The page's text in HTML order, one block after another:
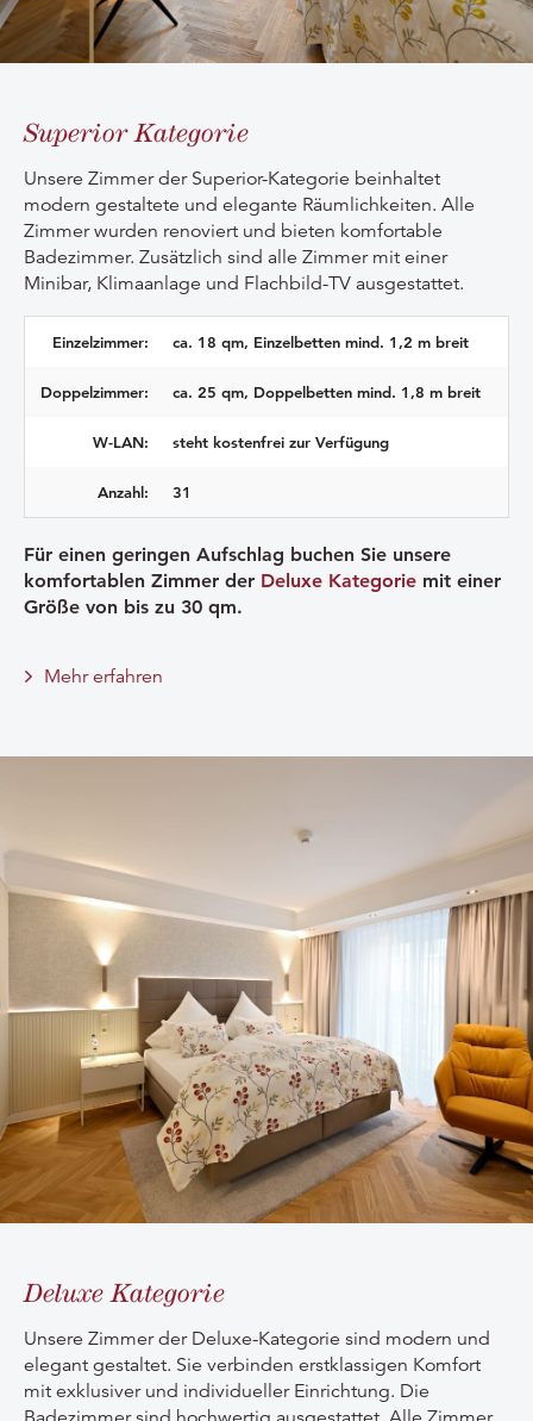
Superior Kategorie
Unsere Zimmer der Superior-Kategorie beinhaltet
modern gestaltete und elegante Räumlichkeiten. Alle
Zimmer wurden renoviert und bieten komfortable
Badezimmer. Zusätzlich sind alle Zimmer mit einer
Minibar, Klimaanlage und Flachbild-TV ausgestattet.
Einzelzimmer: ca. 18 qm, Einzelbetten mind. 1,2 m breit
Doppelzimmer: ca. 25 qm, Doppelbetten mind. 1,8 m breit
W-LAN: steht kostenfrei zur Verfügung
Anzahl: 31
Für einen geringen Aufschlag buchen Sie unsere
komfortablen Zimmer der Deluxe Kategorie mit einer
Größe von bis zu 30 qm.
Mehr erfahren
Deluxe Kategorie
Unsere Zimmer der Deluxe-Kategorie sind modern und
elegant gestaltet. Sie verbinden erstklassigen Komfort
mit exklusiver und individueller Einrichtung. Die